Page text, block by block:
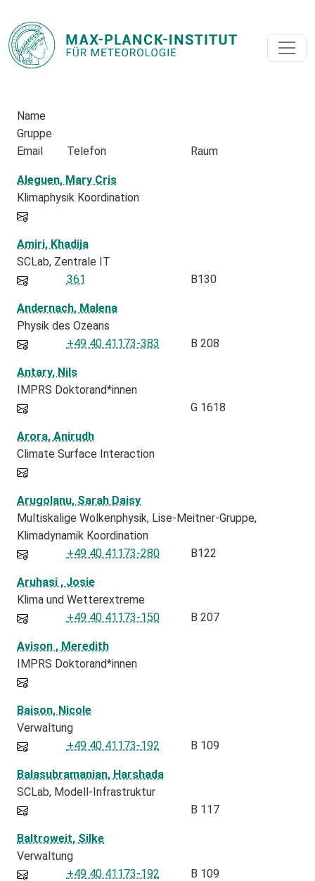
Name
Email
Gruppe
Telefon
Raum
Aleguen, Mary Cris
Klimaphysik Koordination
Amiri, Khadija
SCLab Zentrale IT
361
B130
Andernach, Malena
Physik des Ozeans
+49 40 41173-383
B 208
Antary, Nils
IMPRS Doktorand*innen
G 1618
Arora, Anirudh
Climate Surface Interaction
Arugolanu, Sarah Daisy
Multiskalige Wolkenphysik, Lise-Meitner-Gruppe
Klimadynamik Koordination
+49 40 41173-280
B122
Aruhasi , Josie
Klima und Wetterextreme
+49 40 41173-150
B 207
Avison , Meredith
IMPRS Doktorand*innen
Baison, Nicole
Verwaltung
+49 40 41173-192
B 109
Balasubramanian, Harshada
SCLab Modell-Infrastruktur
B 117
Baltroweit, Silke
Verwaltung
+49 40 41173-192
B 109